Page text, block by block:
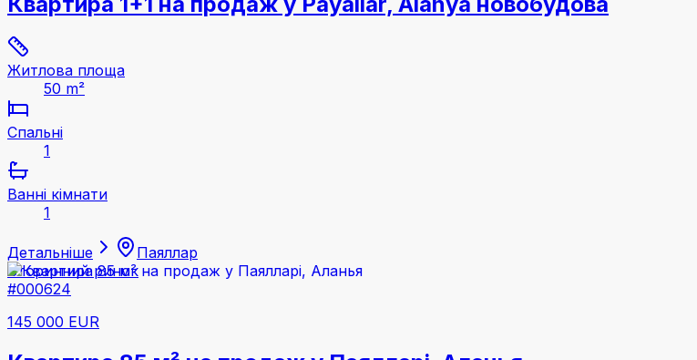
Житлова площа
50 m²
Спальні
1
Ванні кімнати
1
Детальніше
Паяллар
Вторинний ринок
#000624
145 000 EUR